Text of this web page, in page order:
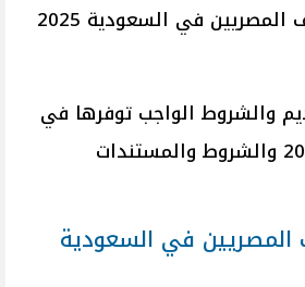
وفتح آفاق جديدة أمام الشباب الباحث عن وظائف المصريين في السعودية 2025
والشروط الواجب توفرها في
المتقدمين لوظائف المصريين في السعودية 2025 والشروط والمستندات
المصريين في السعودية